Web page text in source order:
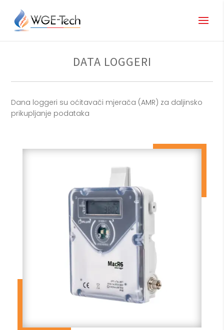
DATA LOGGERI
Dana loggeri su oćitavači mjerača (AMR) za daljinsko
prikupljanje podataka